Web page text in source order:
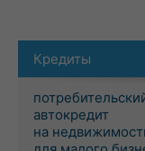
Кредиты
автокредит
на